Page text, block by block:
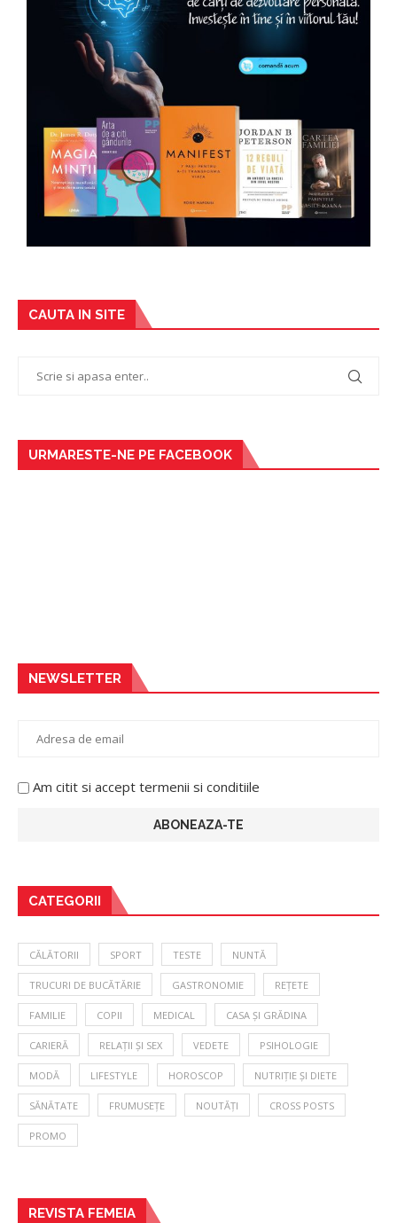
CAUTA IN SITE
URMARESTE-NE PE FACEBOOK
NEWSLETTER
Am citit si accept termenii si conditiile
CATEGORII
CĂLĂTORII SPORT TESTE NUNTĂ
TRUCURI DE BUCĂTĂRIE GASTRONOMIE REȚETE
FAMILIE COPII MEDICAL CASA ȘI GRĂDINA
CARIERĂ RELAȚII ȘI SEX VEDETE PSIHOLOGIE
MODĂ LIFESTYLE HOROSCOP NUTRIȚIE ȘI DIETE
SĂNĂTATE FRUMUSEȚE NOUTĂȚI CROSS POSTS
PROMO
REVISTA FEMEIA